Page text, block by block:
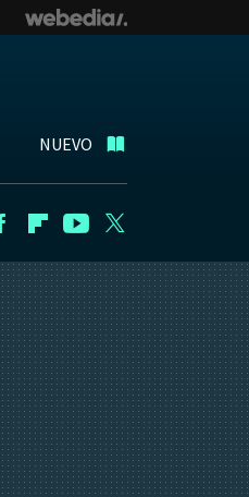
NUEVO
FacebookFlipboard
Youtube